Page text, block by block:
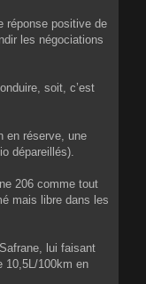
réponse positive de
les négociations
soit, c’est
en réserve, une
dépareillés).
206 comme tout
mais libre dans les
lui faisant
10,5L/100km en